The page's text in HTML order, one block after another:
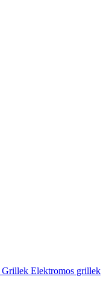
Grillek Elektromos grillek